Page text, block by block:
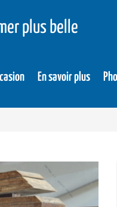
plus belle
En savoir plus